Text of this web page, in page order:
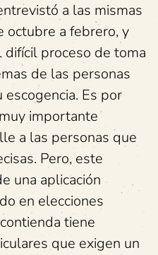
a las mismas
octubre a febrero, y
proceso de toma
de las personas
Es por
importante
a las personas que
Pero, este
una aplicación
en elecciones
tiene
que exigen un